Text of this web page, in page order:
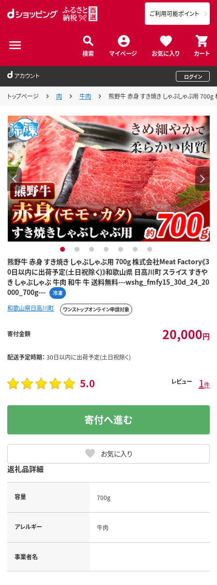
検索 マイページ お気に入り カート
ご利用可能ポイント
アカウント ログイン
トップページ 肉 牛肉 熊野牛 赤身 すき焼き しゃぶしゃぶ用
熊野牛 赤身 すき焼き しゃぶしゃぶ用 700g 株式会社Meat Factory《3
0日以内に出荷予定(土日祝除く)》和歌山県 日高川町 スライス すきや
き しゃぶしゃぶ 牛肉 和牛 牛 送料無料---wshg_fmfy15_30d_24_20
000_700g---
冷凍
1 2 3 4 5 6 7
和歌山県日高川町 ワンストップオンライン申請対象
寄付金額 20,000円
配送予定時期： 30日以内に出荷予定(土日祝除く)
5.0 レビュー 1件
お気に入り
寄付へ進む
返礼品詳細
容量 700g
アレルギー 牛肉
事業者名